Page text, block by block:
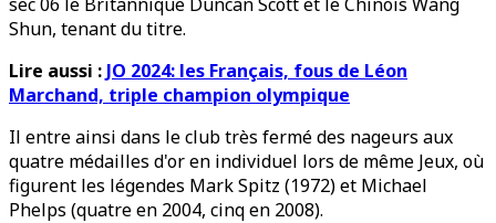
Shun, tenant du titre.
Lire aussi : JO 2024: les Français, fous de Léon
Marchand, triple champion olympique
Il entre ainsi dans le club très fermé des nageurs aux
quatre médailles d'or en individuel lors de même Jeux, où
figurent les légendes Mark Spitz (1972) et Michael
Phelps (quatre en 2004, cinq en 2008).